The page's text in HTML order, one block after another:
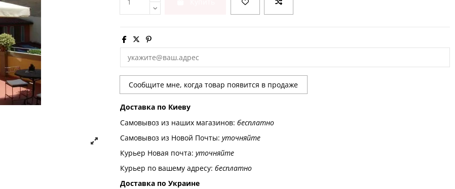
Доставка по Киеву
Самовывоз из наших магазинов: бесплатно
Самовывоз из Новой Почты: уточняйте
Курьер Новая почта: уточняйте
Курьер по вашему адресу: бесплатно
Доставка по Украине